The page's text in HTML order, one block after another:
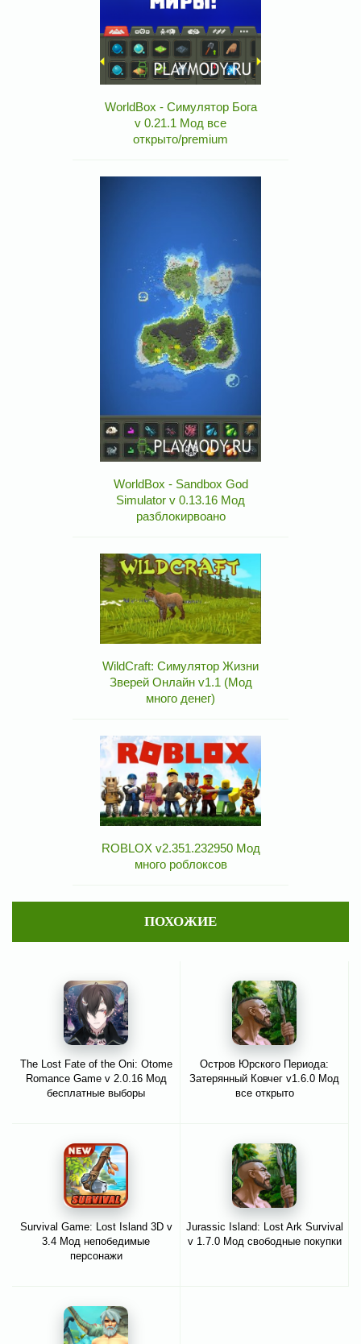
WorldBox - Симулятор Бога
v 0.21.1 Мод все
открыто/premium
WorldBox - Sandbox God
Simulator v 0.13.16 Мод
разблокирвоано
WildCraft: Симулятор Жизни
Зверей Онлайн v1.1 (Мод
много денег)
ROBLOX v2.351.232950 Мод
много роблоксов
ПОХОЖИЕ
The Lost Fate of the Oni: Otome
Romance Game v 2.0.16 Мод
бесплатные выборы
Остров Юрского Периода:
Затерянный Ковчег v1.6.0 Мод
все открыто
Survival Game: Lost Island 3D v
3.4 Мод непобедимые
персонажи
Jurassic Island: Lost Ark Survival
v 1.7.0 Мод свободные покупки